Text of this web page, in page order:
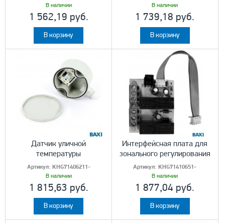
В наличии
1 562,19 руб.
В корзину
В наличии
1 739,18 руб.
В корзину
Датчик уличной
температуры
Артикул: KHG71406211-
В наличии
1 815,63 руб.
В корзину
Интерфейсная плата для
зонального регулирования
Артикул:KHG71410651-
В наличии
1 877,04 руб.
В корзину